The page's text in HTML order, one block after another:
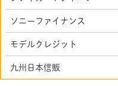
ソニーファイナンス
モデルクレジット
九州日本信販